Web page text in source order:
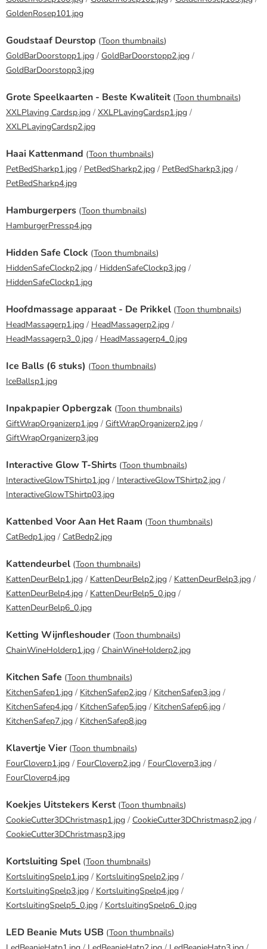
GoldenRosep101.jpg
Goudstaaf Deurstop (Toon thumbnails)
GoldBarDoorstopp1.jpg / GoldBarDoorstopp2.jpg /
GoldBarDoorstopp3.jpg
Grote Speelkaarten - Beste Kwaliteit (Toon thumbnails)
XXLPlaying Cardsp.jpg / XXLPLayingCardsp1.jpg /
XXLPLayingCardsp2.jpg
Haai Kattenmand (Toon thumbnails)
PetBedSharkp1.jpg / PetBedSharkp2.jpg / PetBedSharkp3.jpg /
PetBedSharkp4.jpg
Hamburgerpers (Toon thumbnails)
HamburgerPressp4.jpg
Hidden Safe Clock (Toon thumbnails)
HiddenSafeClockp2.jpg / HiddenSafeClockp3.jpg /
HiddenSafeClockp1.jpg
Hoofdmassage apparaat - De Prikkel (Toon thumbnails)
HeadMassagerp1.jpg / HeadMassagerp2.jpg /
HeadMassagerp3_0.jpg / HeadMassagerp4_0.jpg
Ice Balls (6 stuks) (Toon thumbnails)
IceBallsp1.jpg
Inpakpapier Opbergzak (Toon thumbnails)
GiftWrapOrganizerp1.jpg / GiftWrapOrganizerp2.jpg /
GiftWrapOrganizerp3.jpg
Interactive Glow T-Shirts (Toon thumbnails)
InteractiveGlowTShirtp1.jpg / InteractiveGlowTShirtp2.jpg /
InteractiveGlowTShirtp03.jpg
Kattenbed Voor Aan Het Raam (Toon thumbnails)
CatBedp1.jpg / CatBedp2.jpg
Kattendeurbel (Toon thumbnails)
KattenDeurBelp1.jpg / KattenDeurBelp2.jpg / KattenDeurBelp3.jpg /
KattenDeurBelp4.jpg / KattenDeurBelp5_0.jpg /
KattenDeurBelp6_0.jpg
Ketting Wijnfleshouder (Toon thumbnails)
ChainWineHolderp1.jpg / ChainWineHolderp2.jpg
Kitchen Safe (Toon thumbnails)
KitchenSafep1.jpg / KitchenSafep2.jpg / KitchenSafep3.jpg /
KitchenSafep4.jpg / KitchenSafep5.jpg / KitchenSafep6.jpg /
KitchenSafep7.jpg / KitchenSafep8.jpg
Klavertje Vier (Toon thumbnails)
FourCloverp1.jpg / FourCloverp2.jpg / FourCloverp3.jpg /
FourCloverp4.jpg
Koekjes Uitstekers Kerst (Toon thumbnails)
CookieCutter3DChristmasp1.jpg / CookieCutter3DChristmasp2.jpg /
CookieCutter3DChristmasp3.jpg
Kortsluiting Spel (Toon thumbnails)
KortsluitingSpelp1.jpg / KortsluitingSpelp2.jpg /
KortsluitingSpelp3.jpg / KortsluitingSpelp4.jpg /
KortsluitingSpelp5_0.jpg / KortsluitingSpelp6_0.jpg
LED Beanie Muts USB (Toon thumbnails)